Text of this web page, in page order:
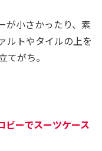
が小さかったり、素
ルトやタイルの上を
てがち。
ビーでスーツケース